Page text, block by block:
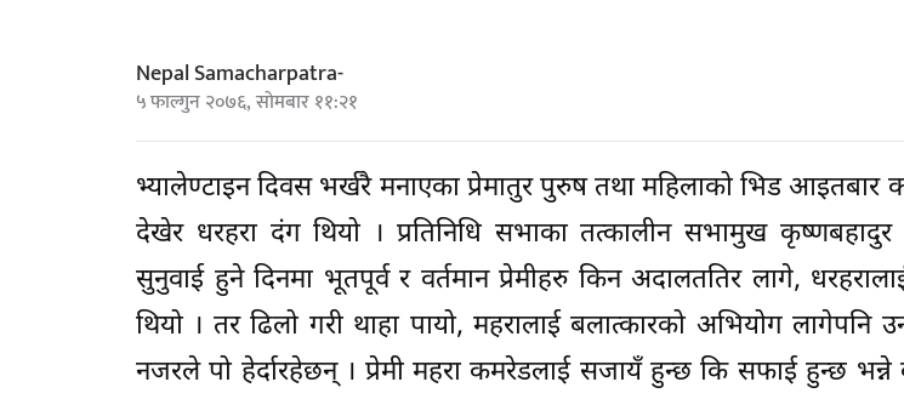
Nepal Samacharpatra-
५ फाल्गुन २०७६, सोमबार ११:२१
भ्यालेण्टाइन दिवस भर्खरै मनाएका प्रेमातुर पुरुष तथा महिलाको भिड आइतबार
देखेर धरहरा दंग थियो । प्रतिनिधि सभाका तत्कालीन सभामुख कृष्णबहादुर
सुनुवाई हुने दिनमा भूतपूर्व र वर्तमान प्रेमीहरु किन अदालततिर लागे,
थियो । तर ढिलो गरी थाहा पायो, महरालाई बलात्कारको अभियोग लागेपनि
नजरले पो हेर्दारहेछन् । प्रेमी महरा कमरेडलाई सजायँ हुन्छ कि सफाई हुन्छ